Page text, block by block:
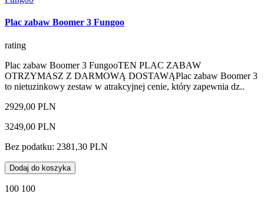
Plac zabaw Boomer 3 Fungoo
rating
Plac zabaw Boomer 3 FungooTEN PLAC ZABAW
OTRZYMASZ Z DARMOWĄ DOSTAWĄPlac zabaw Boomer 3
to nietuzinkowy zestaw w atrakcyjnej cenie, który zapewnia dz..
2929,00 PLN
3249,00 PLN
Bez podatku: 2381,30 PLN
Dodaj do koszyka
100 100